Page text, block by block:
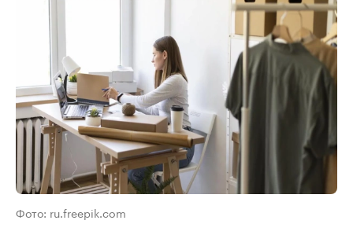
Фото: ru.freepik.com